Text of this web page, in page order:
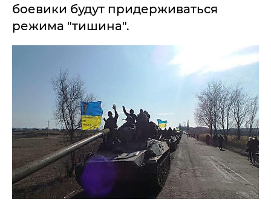
боевики будут придерживаться
режима "тишина".